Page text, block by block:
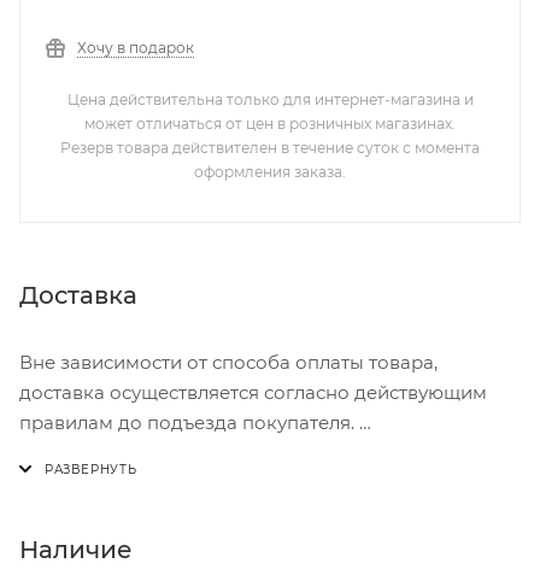
Хочу в подарок
Цена действительна только для интернет-магазина и
может отличаться от цен в розничных магазинах.
Резерв товара действителен в течение суток с момента
оформления заказа.
Доставка
Вне зависимости от способа оплаты товара,
доставка осуществляется согласно действующим
правилам до подъезда покупателя.
В субботу с 8:00 до 15:00
Наличие